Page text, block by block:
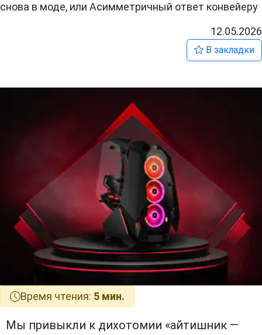
снова в моде, или Асимметричный ответ конвейеру
12.05.2026
В закладки
Время чтения: 5 мин.
Мы привыкли к дихотомии «айтишник —